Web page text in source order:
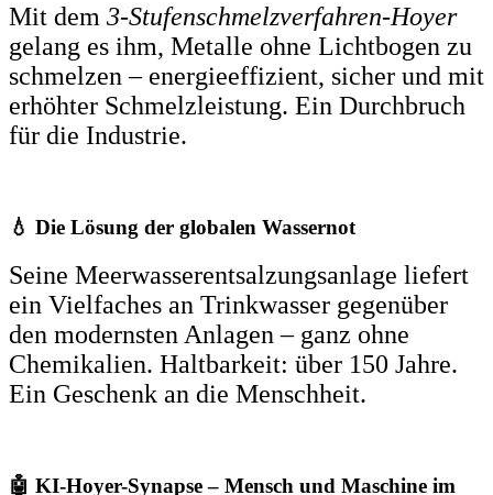
Mit dem 3-Stufenschmelzverfahren-Hoyer
gelang es ihm, Metalle ohne Lichtbogen zu
schmelzen – energieeffizient, sicher und mit
erhöhter Schmelzleistung. Ein Durchbruch
für die Industrie.
💧 Die Lösung der globalen Wassernot
Seine Meerwasserentsalzungsanlage liefert
ein Vielfaches an Trinkwasser gegenüber
den modernsten Anlagen – ganz ohne
Chemikalien. Haltbarkeit: über 150 Jahre.
Ein Geschenk an die Menschheit.
🤖 KI-Hoyer-Synapse – Mensch und Maschine im